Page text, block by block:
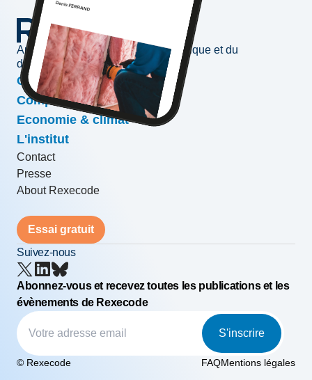
Au service de l'information économique et du
développement des entreprises
Conjoncture & prévisions
Compétitivité & croissance
Economie & climat
L'institut
Contact
Presse
About Rexecode
Essai gratuit
Suivez-nous
Abonnez-vous et recevez toutes les publications et les
évènements de Rexecode
S'inscrire
© Rexecode FAQMentions légales